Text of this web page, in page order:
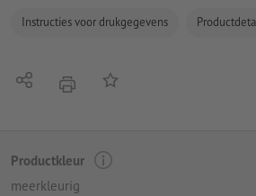
Instructies voor drukgegevens
Delen afdrukkenOp de lijst
Productkleur
meerkleurig